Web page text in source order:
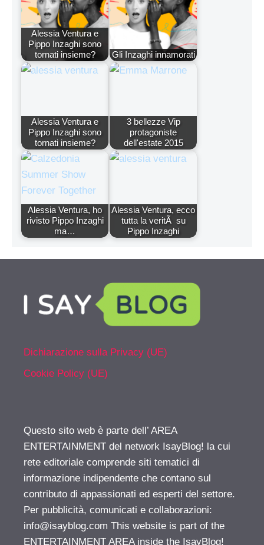
Alessia Ventura e
Pippo Inzaghi sono
tornati insieme?
Gli Inzaghi innamorati
Alessia Ventura e
Pippo Inzaghi sono
tornati insieme?
3 bellezze Vip
protagoniste
dell'estate 2015
Alessia Ventura, ho
rivisto Pippo Inzaghi
ma…
Alessia Ventura, ecco
tutta la veritÃ su
Pippo Inzaghi
Dichiarazione sulla Privacy (UE)
Cookie Policy (UE)
Questo sito web è parte dell’ AREA
ENTERTAINMENT del network IsayBlog! la cui
rete editoriale comprende siti tematici di
informazione indipendente che contano sul
contributo di appassionati ed esperti del settore.
Per pubblicità, comunicati e collaborazioni:
info@isayblog.com This website is part of the
ENTERTAINMENT AREA inside the IsayBlog!